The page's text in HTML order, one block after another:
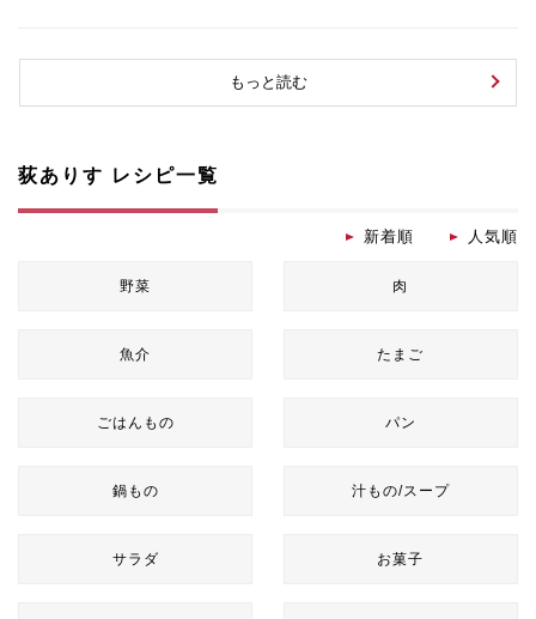
もっと読む
荻ありす レシピ一覧
新着順 人気順
野菜 肉
魚介 たまご
ごはんもの パン
鍋もの 汁もの/スープ
サラダ お菓子